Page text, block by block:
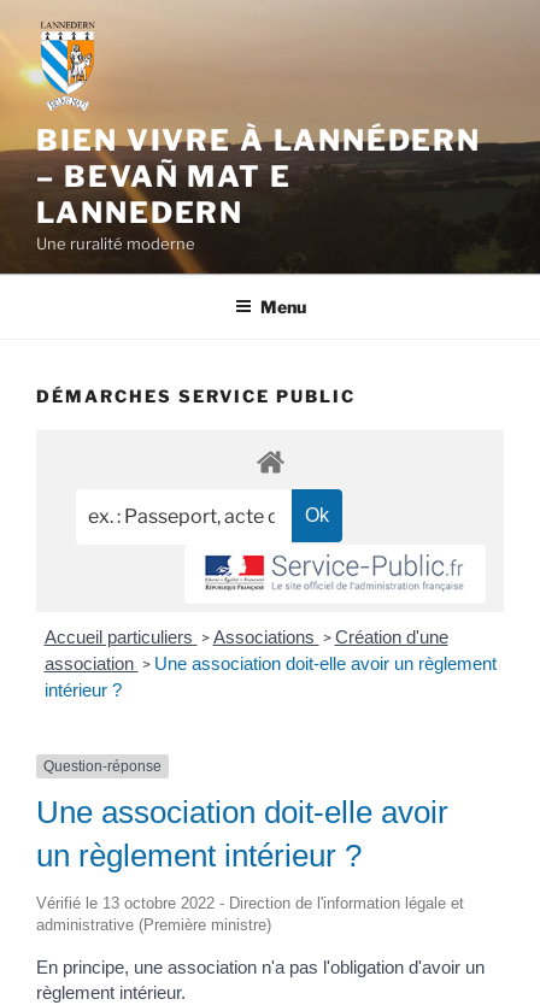
contenu
principal
BIEN VIVRE À LANNÉDERN
– BEVAÑ MAT E
LANNEDERN
Une ruralité moderne
Menu
DÉMARCHES SERVICE PUBLIC
Accueil particuliers > Associations > Création d'une
association > Une association doit-elle avoir un règlement
intérieur ?
Question-réponse
Une association doit-elle avoir
un règlement intérieur ?
Vérifié le 13 octobre 2022 - Direction de l'information légale et
administrative (Première ministre)
En principe, une association n'a pas l'obligation d'avoir un
règlement intérieur.